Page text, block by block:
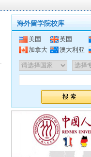
海外留学院校库
美国 英国
加拿大
澳大利亚